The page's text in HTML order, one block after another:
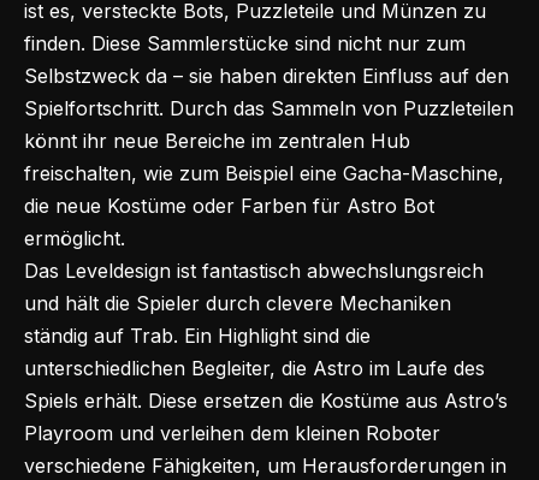
ist es, versteckte Bots, Puzzleteile und Münzen zu
finden. Diese Sammlerstücke sind nicht nur zum
Selbstzweck da – sie haben direkten Einfluss auf den
Spielfortschritt. Durch das Sammeln von Puzzleteilen
könnt ihr neue Bereiche im zentralen Hub
freischalten, wie zum Beispiel eine Gacha-Maschine,
die neue Kostüme oder Farben für Astro Bot
ermöglicht.
Das Leveldesign ist fantastisch abwechslungsreich
und hält die Spieler durch clevere Mechaniken
ständig auf Trab. Ein Highlight sind die
unterschiedlichen Begleiter, die Astro im Laufe des
Spiels erhält. Diese ersetzen die Kostüme aus Astro’s
Playroom und verleihen dem kleinen Roboter
verschiedene Fähigkeiten, um Herausforderungen in